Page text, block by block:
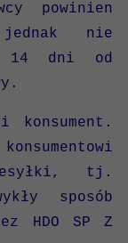
powinien
jednak nie
14 dni od
konsument.
tj.
sposób
HDO SP Z